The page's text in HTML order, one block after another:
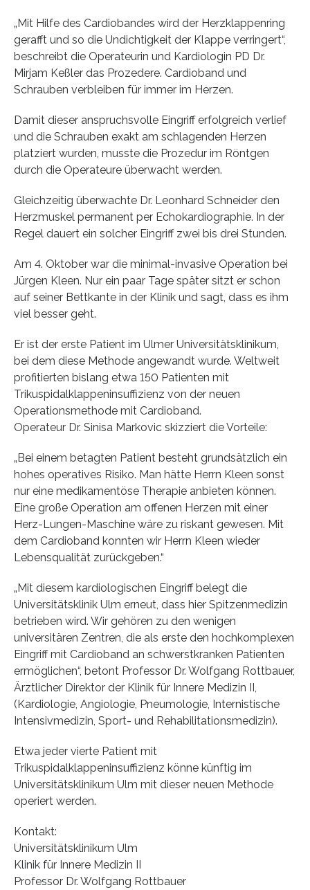
„Mit Hilfe des Cardiobandes wird der Herzklappenring
gerafft und so die Undichtigkeit der Klappe verringert“,
beschreibt die Operateurin und Kardiologin PD Dr.
Mirjam Keßler das Prozedere. Cardioband und
Schrauben verbleiben für immer im Herzen.
Damit dieser anspruchsvolle Eingriff erfolgreich verlief
und die Schrauben exakt am schlagenden Herzen
platziert wurden, musste die Prozedur im Röntgen
durch die Operateure überwacht werden.
Gleichzeitig überwachte Dr. Leonhard Schneider den
Herzmuskel permanent per Echokardiographie. In der
Regel dauert ein solcher Eingriff zwei bis drei Stunden.
Am 4. Oktober war die minimal-invasive Operation bei
Jürgen Kleen. Nur ein paar Tage später sitzt er schon
auf seiner Bettkante in der Klinik und sagt, dass es ihm
viel besser geht.
Er ist der erste Patient im Ulmer Universitätsklinikum,
bei dem diese Methode angewandt wurde. Weltweit
profitierten bislang etwa 150 Patienten mit
Trikuspidalklappeninsuffizienz von der neuen
Operationsmethode mit Cardioband.
Operateur Dr. Sinisa Markovic skizziert die Vorteile:
„Bei einem betagten Patient besteht grundsätzlich ein
hohes operatives Risiko. Man hätte Herrn Kleen sonst
nur eine medikamentöse Therapie anbieten können.
Eine große Operation am offenen Herzen mit einer
Herz-Lungen-Maschine wäre zu riskant gewesen. Mit
dem Cardioband konnten wir Herrn Kleen wieder
Lebensqualität zurückgeben.“
„Mit diesem kardiologischen Eingriff belegt die
Universitätsklinik Ulm erneut, dass hier Spitzenmedizin
betrieben wird. Wir gehören zu den wenigen
universitären Zentren, die als erste den hochkomplexen
Eingriff mit Cardioband an schwerstkranken Patienten
ermöglichen“, betont Professor Dr. Wolfgang Rottbauer,
Ärztlicher Direktor der Klinik für Innere Medizin II,
(Kardiologie, Angiologie, Pneumologie, Internistische
Intensivmedizin, Sport- und Rehabilitationsmedizin).
Etwa jeder vierte Patient mit
Trikuspidalklappeninsuffizienz könne künftig im
Universitätsklinikum Ulm mit dieser neuen Methode
operiert werden.
Kontakt:
Universitätsklinikum Ulm
Klinik für Innere Medizin II
Professor Dr. Wolfgang Rottbauer